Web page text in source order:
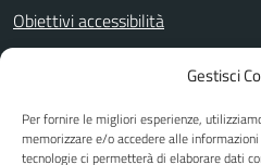
Gestisci
Per fornire le migliori esperienze,
memorizzare e/o accedere alle
tecnologie ci permetterà di elaborare dati
Obiettivi accessibilità
FacebookTwitter YouTube